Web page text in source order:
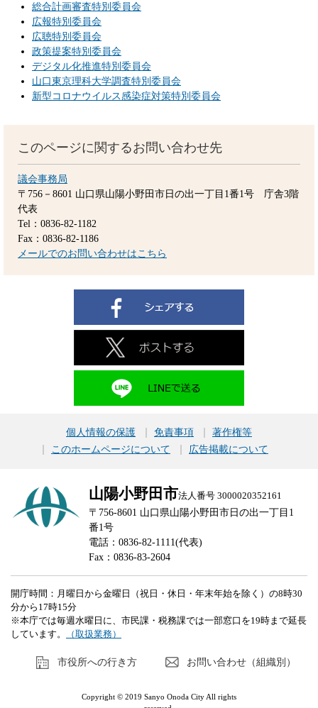
総合計画審査特別委員会
広報特別委員会
広聴特別委員会
政策提案特別委員会
デジタル化推進特別委員会
山口東京理科大学調査特別委員会
新型コロナウイルス感染症対策特別委員会
このページに関するお問い合わせ先
議会事務局
〒756－8601 山口県山陽小野田市日の出一丁目1番1号 庁舎3階
代表
Tel：0836-82-1182
Fax：0836-82-1186
メールでのお問い合わせはこちら
個人情報の保護 免責事項
著作権等
このホームページについて
広告掲載について
山陽小野田市法人番号 3000020352161
〒756-8601 山口県山陽小野田市日の出一丁目1
番1号
電話：0836-82-1111(代表)
Fax：0836-83-2604
開庁時間：月曜日から金曜日（祝日・休日・年末年始を除く）の8時30
分から17時15分
※本庁では毎週水曜日に、市民課・税務課では一部窓口を19時まで延長
しています。
（取扱業務）
市役所への行き方 お問い合わせ（組織別）
Copyright © 2019 Sanyo Onoda City All rights